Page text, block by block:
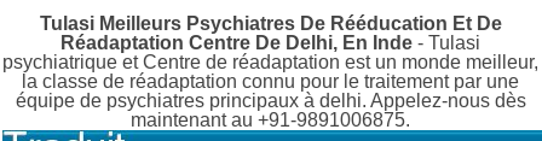
Tulasi Meilleurs Psychiatres De Rééducation Et De
Réadaptation Centre De Delhi, En Inde - Tulasi
psychiatrique et Centre de réadaptation est un monde meilleur,
la classe de réadaptation connu pour le traitement par une
équipe de psychiatres principaux à delhi. Appelez-nous dès
maintenant au +91-9891006875.